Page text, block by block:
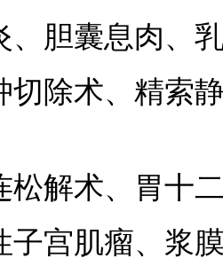
囊息肉、乳
术、精索静
术、胃十二
肌瘤、浆膜